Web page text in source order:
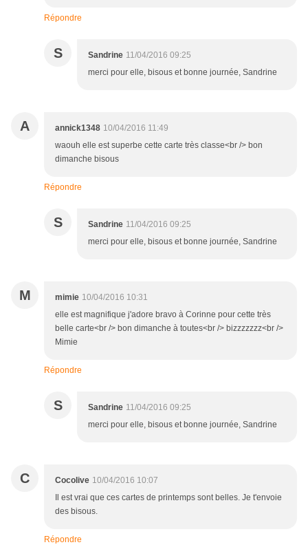
Répondre
S Sandrine 11/04/2016 09:25
merci pour elle, bisous et bonne journée, Sandrine
A annick1348 10/04/2016 11:49
waouh elle est superbe cette carte très classe<br /> bon
dimanche bisous
Répondre
S Sandrine 11/04/2016 09:25
merci pour elle, bisous et bonne journée, Sandrine
M mimie 10/04/2016 10:31
elle est magnifique j'adore bravo à Corinne pour cette très
belle carte<br /> bon dimanche à toutes<br /> bizzzzzzz<br />
Mimie
Répondre
S Sandrine 11/04/2016 09:25
merci pour elle, bisous et bonne journée, Sandrine
C Cocolive 10/04/2016 10:07
Il est vrai que ces cartes de printemps sont belles. Je t'envoie
des bisous.
Répondre